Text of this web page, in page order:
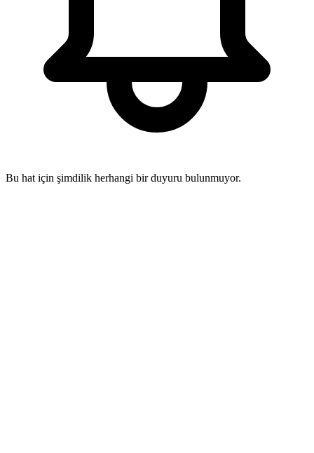
Bu hat için şimdilik herhangi bir duyuru bulunmuyor.